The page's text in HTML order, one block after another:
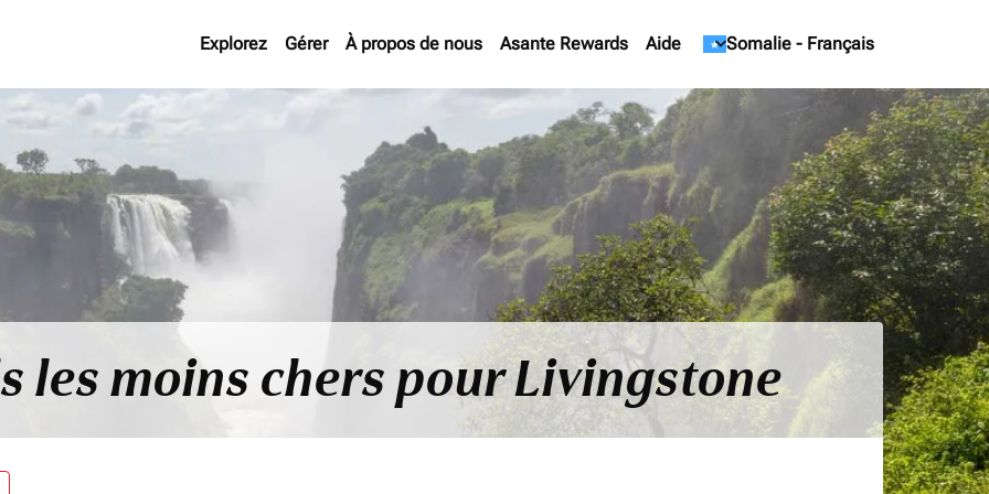
Explorez Gérer À propos de nous Asante Rewards Aide Somalie - Français
keyboard_arrow_down
les moins chers pour Livingstone